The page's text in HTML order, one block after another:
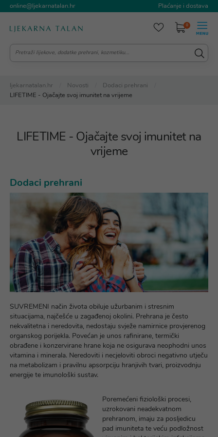
online@ljekarnatalan.hr Plaćanje i dostava
0
ljekarnatalan.hr Novosti
Dodaci prehrani
LIFETIME - Ojačajte svoj imunitet na vrijeme
LIFETIME - Ojačajte svoj imunitet na
vrijeme
Dodaci prehrani
SUVREMENI način života obiluje užurbanim i stresnim
situacijama, najčešće u zagađenoj okolini. Prehrana je često
nekvalitetna i neredovita, nedostaju svježe namirnice provjerenog
organskog porijekla. Povećan je unos rafinirane, termički
obrađene i konzervirane hrane koja ne osigurava neophodni unos
vitamina i minerala. Neredoviti i necjeloviti obroci negativno utječu
na metabolizam i pravilnu apsorpciju hranjivih tvari, proizvodnju
energije te imunološki sustav.
Poremećeni fiziološki procesi,
uzrokovani neadekvatnom
prehranom, imaju za posljedicu
pad imuniteta te veću podložnost